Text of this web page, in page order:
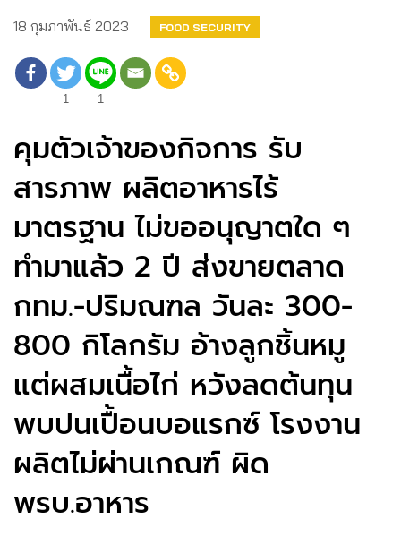
18 กุมภาพันธ์ 2023 FOOD SECURITY
1 1
คุมตัวเจ้าของกิจการ รับ
สารภาพ ผลิตอาหารไร้
มาตรฐาน ไม่ขออนุญาตใด ๆ
ทำมาแล้ว 2 ปี ส่งขายตลาด
กทม.-ปริมณฑล วันละ 300-
800 กิโลกรัม อ้างลูกชิ้นหมู
แต่ผสมเนื้อไก่ หวังลดต้นทุน
พบปนเปื้อนบอแรกซ์ โรงงาน
ผลิตไม่ผ่านเกณฑ์ ผิด
พรบ.อาหาร